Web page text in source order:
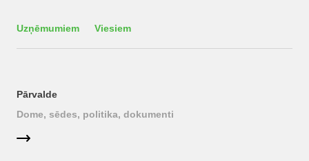
Uzņēmumiem Viesiem
Pārvalde
Dome, sēdes, politika, dokumenti